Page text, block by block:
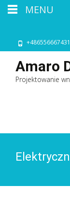
+486556667431
Amaro
Projektowanie
MENU